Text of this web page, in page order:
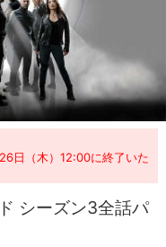
日（木）12:00に終了いた
シーズン3全話パ